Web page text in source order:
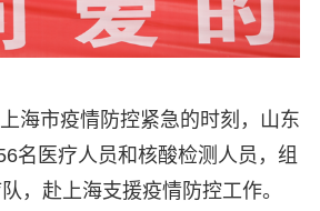
海市疫情防控紧急的时刻，山东
名医疗人员和核酸检测人员，组
，赴上海支援疫情防控工作。